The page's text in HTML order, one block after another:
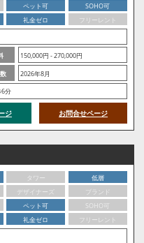
ペット可
SOHO可
礼金ゼロ
フリーレント
150,000円 - 270,000円
2026年8月
6分
ジ お問合せページ
タワー
低層
デザイナーズ
ブランド
ペット可
SOHO可
礼金ゼロ
フリーレント